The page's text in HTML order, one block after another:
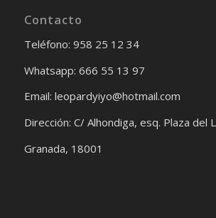
Contacto
Teléfono: 958 25 12 34
Whatsapp: 666 55 13 97
Email: leopardyiyo@hotmail.com
Dirección: C/ Alhondiga, esq. Plaza del
Granada, 18001